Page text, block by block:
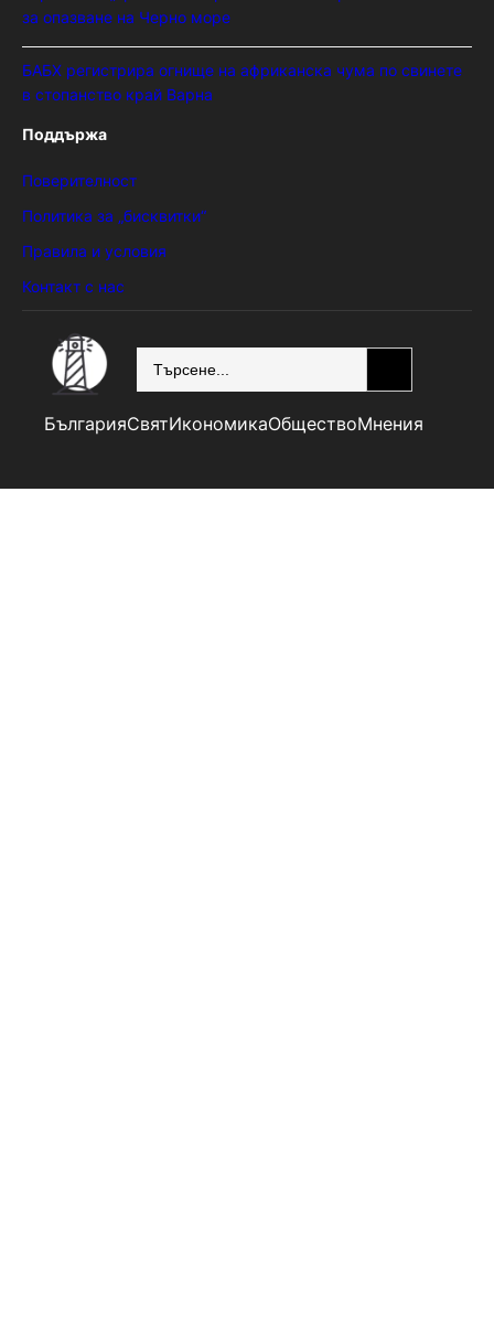
за опазване на Черно море
БАБХ регистрира огнище на африканска чума по свинете
в стопанство край Варна
Поддържа
Поверителност
Политика за „бисквитки“
Правила и условия
Контакт с нас
БългарияСвятИкономикаОбществоМнения